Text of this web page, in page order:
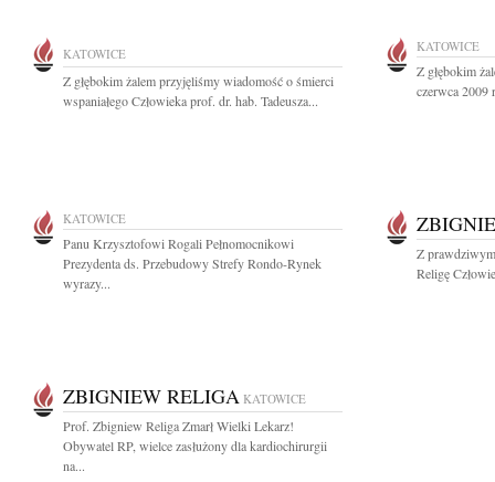
KATOWICE
Z głębokim żalem przyjęliśmy wiadomość o śmierci
wspaniałego Człowieka prof. dr. hab. Tadeusza...
KATOWICE
Z głębokim
czerwca 2009
KATOWICE
Panu Krzysztofowi Rogali Pełnomocnikowi
Prezydenta ds. Przebudowy Strefy Rondo-Rynek
wyrazy...
Z
Religę
ZBIGNIEW RELIGA KATOWICE
Prof. Zbigniew Religa Zmarł Wielki Lekarz!
Obywatel RP, wielce zasłużony dla kardiochirurgii
na...